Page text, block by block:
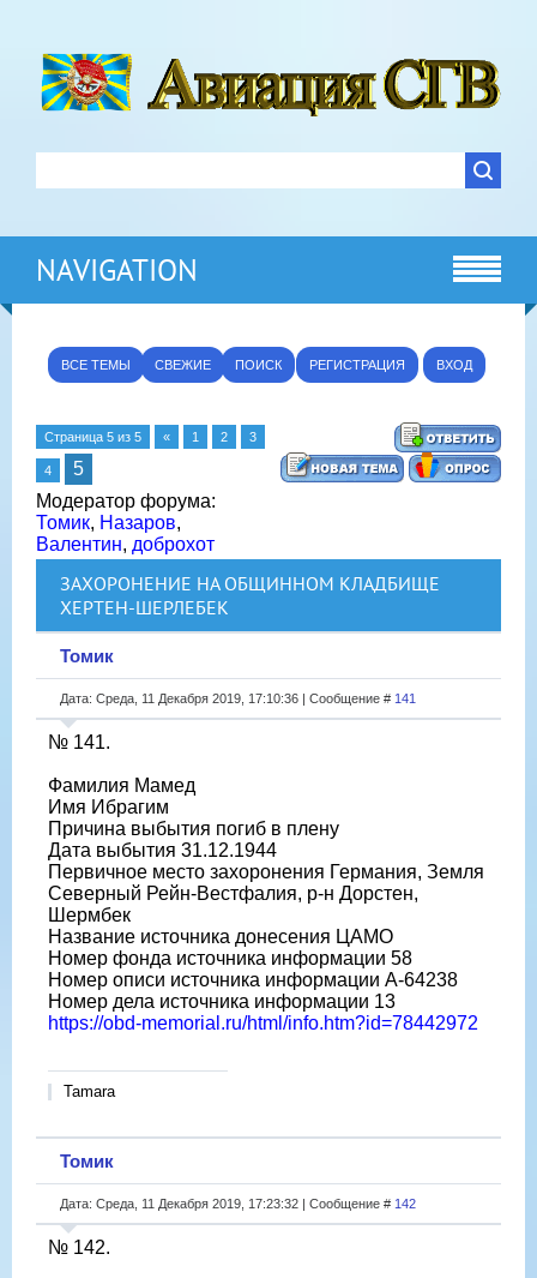
NAVIGATION
ВСЕ ТЕМЫ СВЕЖИЕ ПОИСК РЕГИСТРАЦИЯ ВХОД
Страница 5 из 5 « 1 2 3
4
5
Модератор форума:
Томик, Назаров,
Валентин, доброхот
ЗАХОРОНЕНИЕ НА ОБЩИННОМ КЛАДБИЩЕ
ХЕРТЕН-ШЕРЛЕБЕК
Томик
Дата: Среда, 11 Декабря 2019, 17:10:36 | Сообщение # 141
№ 141.
Фамилия Мамед
Имя Ибрагим
Причина выбытия погиб в плену
Дата выбытия 31.12.1944
Первичное место захоронения Германия, Земля
Северный Рейн-Вестфалия, р-н Дорстен,
Шермбек
Название источника донесения ЦАМО
Номер фонда источника информации 58
Номер описи источника информации A-64238
Номер дела источника информации 13
https://obd-memorial.ru/html/info.htm?id=78442972
Tamara
Томик
Дата: Среда, 11 Декабря 2019, 17:23:32 | Сообщение # 142
№ 142.